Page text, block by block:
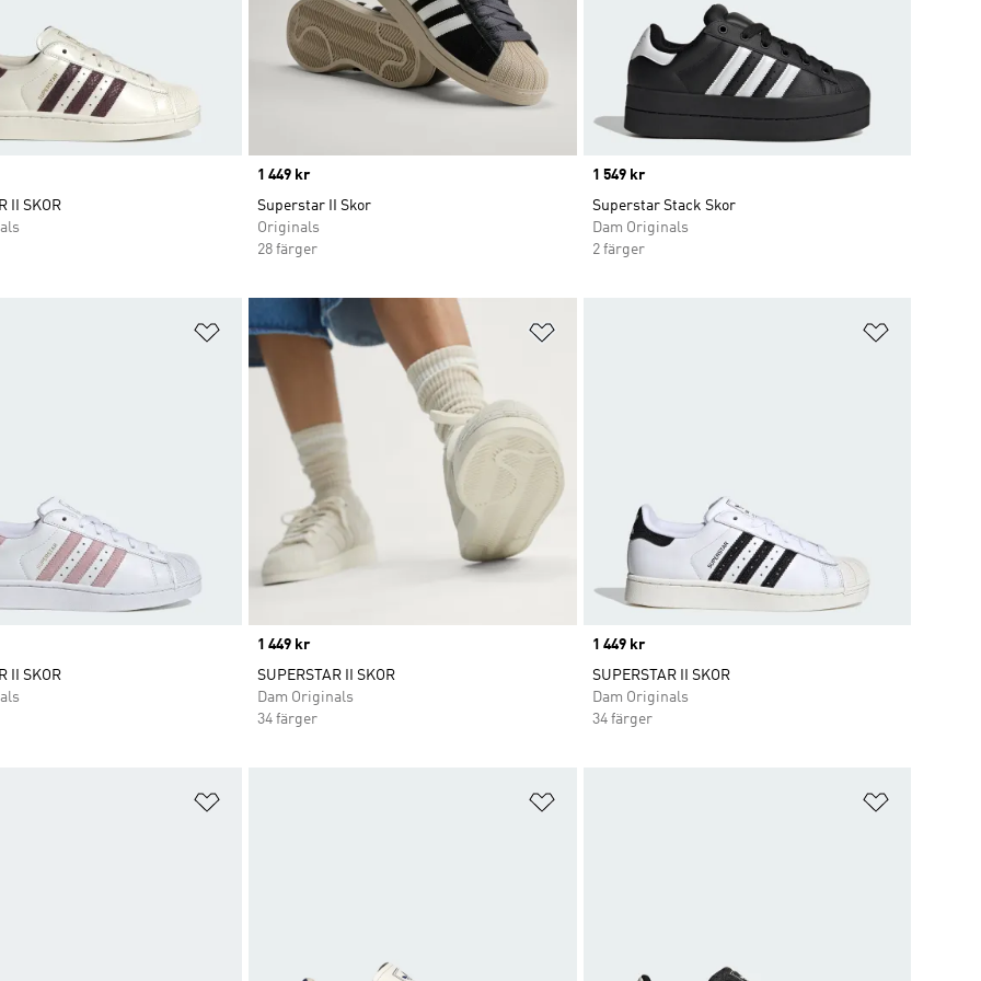
II SKOR
Price
1 449 kr
Superstar II Skor
Originals
28 färger
Price
1 549 kr
Superstar Stack Skor
Dam Originals
2 färger
Lägg till på önskelistan
II SKOR
Price
1 449 kr
SUPERSTAR II SKOR
Dam Originals
34 färger
Price
1 449 kr
SUPERSTAR II SKOR
Dam Originals
34 färger